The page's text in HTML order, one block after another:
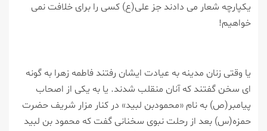
یكپارچه شعار می دادند جز علی(ع) كسی را برای خلافت نمی
خواهیم!
یا وقتی زنان مدینه به عیادت ایشان رفتند فاطمه زهرا به گونه
ای سخن گفتند كه آنان منقلب شدند. یا به یكی از اصحاب
پیامبر(ص) به نام «محمودبن لبید» در كنار مزار شریف حضرت
حمزه(س) بعد از رحلت نبوی سخنانی گفت كه محمود بن لبید